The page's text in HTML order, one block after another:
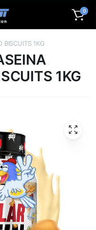
0
BISCUITS 1KG
1KG